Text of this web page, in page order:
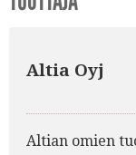
Altia Oyj
Altian omien